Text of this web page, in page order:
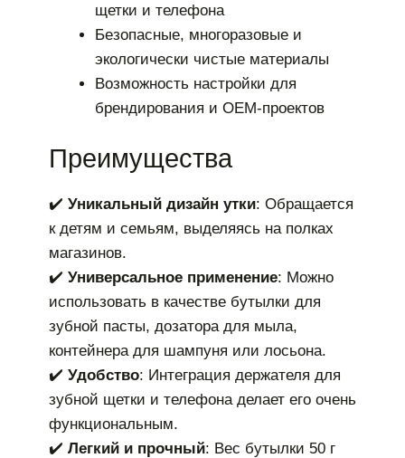
щетки и телефона
Безопасные, многоразовые и
экологически чистые материалы
Возможность настройки для
брендирования и OEM-проектов
Преимущества
✔️ Уникальный дизайн утки: Обращается
к детям и семьям, выделяясь на полках
магазинов.
✔️ Универсальное применение: Можно
использовать в качестве бутылки для
зубной пасты, дозатора для мыла,
контейнера для шампуня или лосьона.
✔️ Удобство: Интеграция держателя для
зубной щетки и телефона делает его очень
функциональным.
✔️ Легкий и прочный: Вес бутылки 50 г